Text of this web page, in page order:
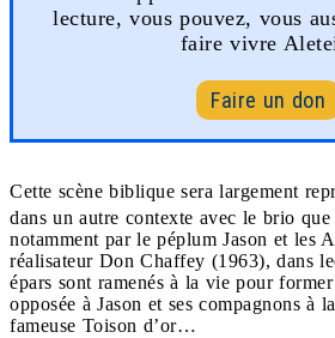
lecture, vous pouvez, vous
faire vivre
Faire un don
Cette scène biblique sera largement
dans un autre contexte avec le brio
notamment par le péplum Jason et les
réalisateur Don Chaffey (1963), dans
épars sont ramenés à la vie pour
opposée à Jason et ses compagnons à
fameuse Toison d’or…